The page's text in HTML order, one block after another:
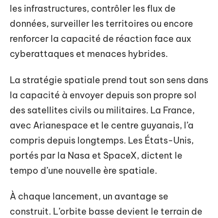
les infrastructures, contrôler les flux de
données, surveiller les territoires ou encore
renforcer la capacité de réaction face aux
cyberattaques et menaces hybrides.
La stratégie spatiale prend tout son sens dans
la capacité à envoyer depuis son propre sol
des satellites civils ou militaires. La France,
avec Arianespace et le centre guyanais, l’a
compris depuis longtemps. Les États-Unis,
portés par la Nasa et SpaceX, dictent le
tempo d’une nouvelle ère spatiale.
À chaque lancement, un avantage se
construit. L’orbite basse devient le terrain de